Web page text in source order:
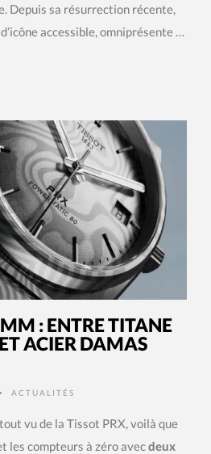
Depuis sa résurrection récente,
accessible, omniprésente …
: ENTRE TITANE
ACIER DAMAS
• ACTUALITÉS
vu de la Tissot PRX, voilà que
les compteurs à zéro avecdeux